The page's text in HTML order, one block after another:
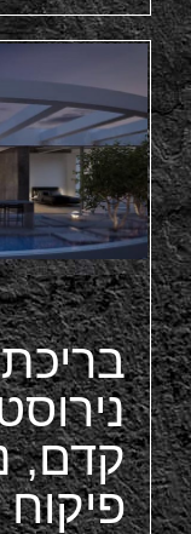
קדם,